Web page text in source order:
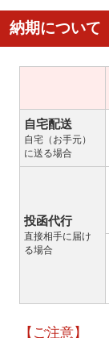
納期について
自宅配送
自宅（お手元）
に送る場合
投函代行
直接相手に届け
る場合
【ご注意】